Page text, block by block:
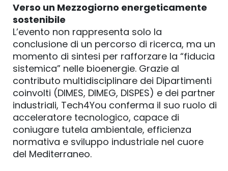
Verso un Mezzogiorno energeticamente
sostenibile
L’evento non rappresenta solo la
conclusione di un percorso di ricerca, ma un
momento di sintesi per rafforzare la “fiducia
sistemica” nelle bioenergie. Grazie al
contributo multidisciplinare dei Dipartimenti
coinvolti (DIMES, DIMEG, DISPES) e dei partner
industriali, Tech4You conferma il suo ruolo di
acceleratore tecnologico, capace di
coniugare tutela ambientale, efficienza
normativa e sviluppo industriale nel cuore
del Mediterraneo.